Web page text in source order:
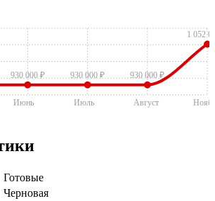
930 000 ₽ 930 000 ₽ 930 000 ₽
1 052
Июнь Июль Август
Готовые
Черновая